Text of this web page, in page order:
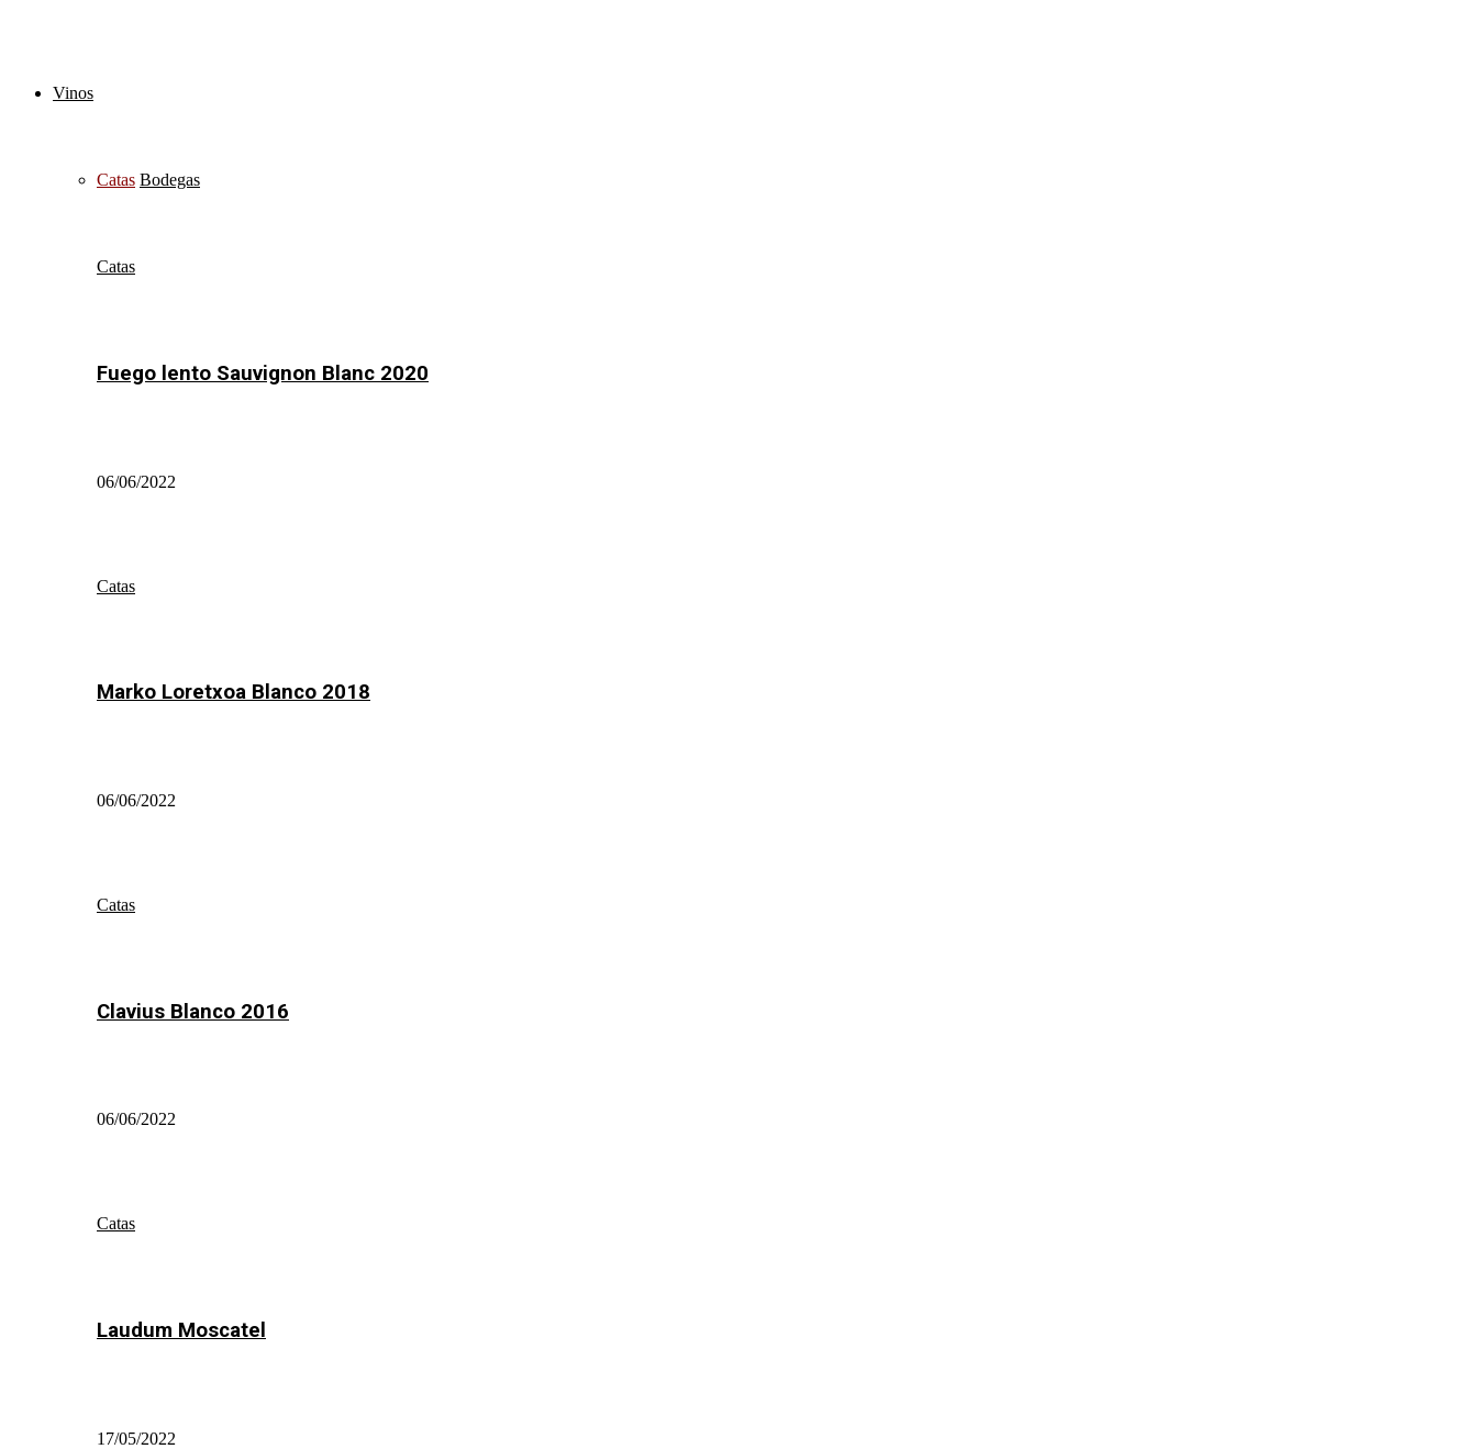
Vinos
Catas Bodegas
Catas
Fuego lento Sauvignon Blanc 2020
06/06/2022
Catas
Marko Loretxoa Blanco 2018
06/06/2022
Catas
Clavius Blanco 2016
06/06/2022
Catas
Laudum Moscatel
17/05/2022